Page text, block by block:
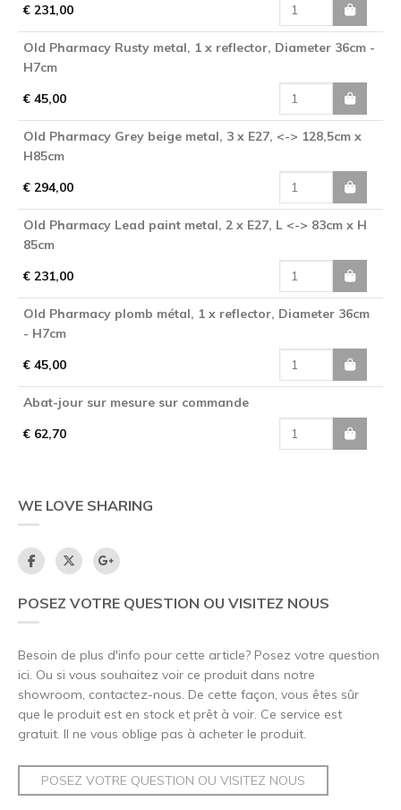
€ 231,00
Old Pharmacy Rusty metal, 1 x reflector, Diameter 36cm -
H7cm
€ 45,00
Old Pharmacy Grey beige metal, 3 x E27, <-> 128,5cm x
H85cm
€ 294,00
Old Pharmacy Lead paint metal, 2 x E27, L <-> 83cm x H
85cm
€ 231,00
Old Pharmacy plomb métal, 1 x reflector, Diameter 36cm
- H7cm
€ 45,00
Abat-jour sur mesure sur commande
€ 62,70
WE LOVE SHARING
POSEZ VOTRE QUESTION OU VISITEZ NOUS
Besoin de plus d'info pour cette article? Posez votre question
ici. Ou si vous souhaitez voir ce produit dans notre
showroom, contactez-nous. De cette façon, vous êtes sûr
que le produit est en stock et prêt à voir. Ce service est
gratuit. Il ne vous oblige pas à acheter le produit.
POSEZ VOTRE QUESTION OU VISITEZ NOUS